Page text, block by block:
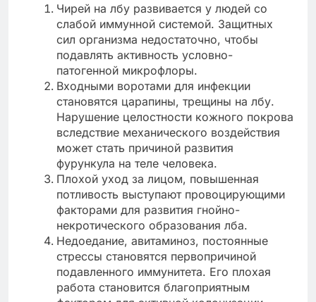
Чирей на лбу развивается у людей со
слабой иммунной системой. Защитных
сил организма недостаточно, чтобы
подавлять активность условно-
патогенной микрофлоры.
Входными воротами для инфекции
становятся царапины, трещины на лбу.
Нарушение целостности кожного покрова
вследствие механического воздействия
может стать причиной развития
фурункула на теле человека.
Плохой уход за лицом, повышенная
потливость выступают провоцирующими
факторами для развития гнойно-
некротического образования лба.
Недоедание, авитаминоз, постоянные
стрессы становятся первопричиной
подавленного иммунитета. Его плохая
работа становится благоприятным